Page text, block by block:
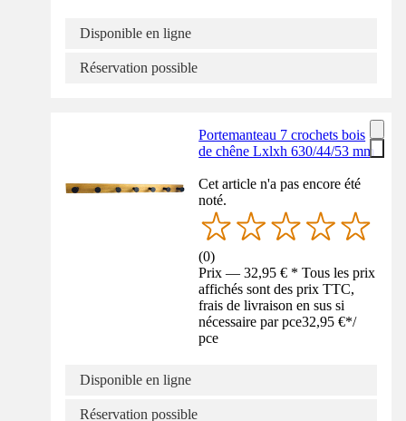
Disponible en ligne
Réservation possible
Portemanteau 7 crochets bois
de chêne Lxlxh 630/44/53 mm
Cet article n'a pas encore été
noté.
(0)
Prix — 32,95 € * Tous les prix
affichés sont des prix TTC,
frais de livraison en sus si
nécessaire par pce32,95 €*/
pce
Disponible en ligne
Réservation possible